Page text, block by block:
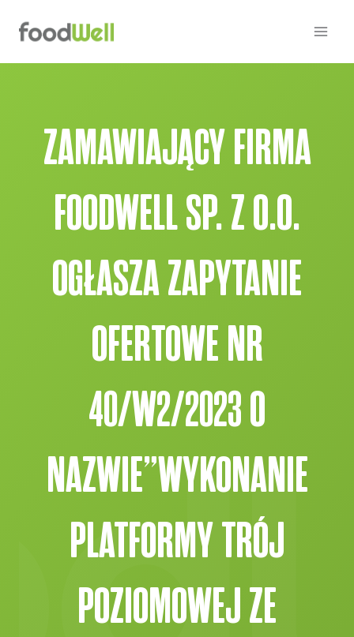
ZAMAWIAJĄCY FIRMA
FOODWELL SP. Z O.O.
OGŁASZA ZAPYTANIE
OFERTOWE NR
40/W2/2023 O
NAZWIE”WYKONANIE
PLATFORMY TRÓJ
POZIOMOWEJ ZE